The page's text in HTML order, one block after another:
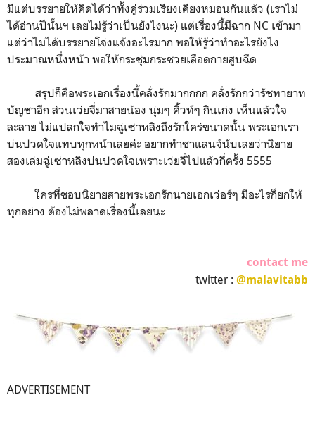
มีแต่บรรยายให้คิดได้ว่าทั้งคู่ร่วมเรียงเคียงหมอนกันแล้ว (เราไม่
ได้อ่านปีนั้นฯ เลยไม่รู้ว่าเป็นยังไงนะ) แต่เรื่องนี้มีฉาก NC เข้ามา
แต่ว่าไม่ได้บรรยายโจ่งแจ้งอะไรมาก พอให้รู้ว่าทำอะไรยังไง
ประมาณหนึ่งหน้า พอให้กระชุ่มกระชวยเลือดกายสูบฉีด
สรุปก็คือพระเอกเรื่องนี้คลั่งรักมากกกก คลั่งรักกว่ารัชทายาท
บัญชาอีก ส่วนเว่ยจี่มาสายน้อง นุ่มๆ คิ้วท์ๆ กินเก่ง เห็นแล้วใจ
ละลาย ไม่แปลกใจทำไมฉู่เซ่าหลิงถึงรักใคร่ขนาดนั้น พระเอกเรา
บ่นปวดใจแทบทุกหน้าเลยค่ะ อยากทำชาแลนจ์นับเลยว่านิยาย
สองเล่มฉู่เซ่าหลิงบ่นปวดใจเพราะเว่ยจี่ไปแล้วกี่ครั้ง 5555
ใครที่ชอบนิยายสายพระเอกรักนายเอกเว่อร์ๆ มีอะไรก็ยกให้
ทุกอย่าง ต้องไม่พลาดเรื่องนี้เลยนะ
contact me
twitter : @malavitabb
ADVERTISEMENT